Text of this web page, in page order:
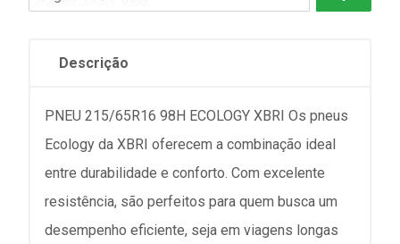
Descrição
PNEU 215/65R16 98H ECOLOGY XBRI Os pneus
Ecology da XBRI oferecem a combinação ideal
entre durabilidade e conforto. Com excelente
resistência, são perfeitos para quem busca um
desempenho eficiente, seja em viagens longas